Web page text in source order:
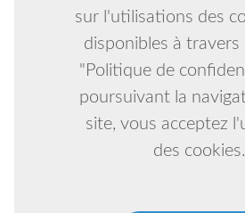
sur l'utilisations des
disponibles à
"Politique de
poursuivant la
site, vous acceptez
des cookies.